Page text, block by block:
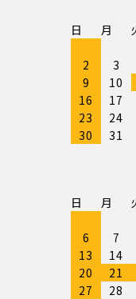
日
月
2
3
9
10
16
17
23
24
30
31
日
月
6
7
13
14
20
21
27
28